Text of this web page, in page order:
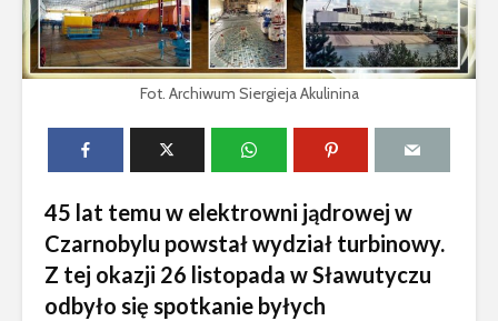
Fot. Archiwum Siergieja Akulinina
45 lat temu w elektrowni jądrowej w
Czarnobylu powstał wydział turbinowy.
Z tej okazji 26 listopada w Sławutyczu
odbyło się spotkanie byłych